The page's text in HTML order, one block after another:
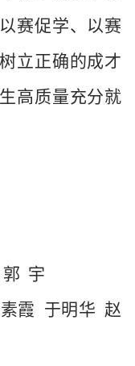
赛促学、以赛
立正确的成才
高质量充分就
宇
霞 于明华 赵